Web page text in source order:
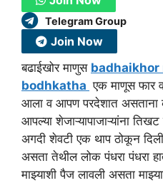
Telegram Group
Join Now
बढाईखोर माणुस badhaikhor
bodhkatha एक माणूस फार
आला व आपण परदेशात असताना
आपल्या शेजाऱ्यापाजाऱ्यांना
अगदी शेवटी एक थाप ठोकून
असता तेथील लोक पंधरा पंधरा
माझ्याशी पैज लावली असता